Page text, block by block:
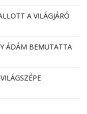
A VILÁGJÁRÓ
ÁDÁM BEMUTATTA